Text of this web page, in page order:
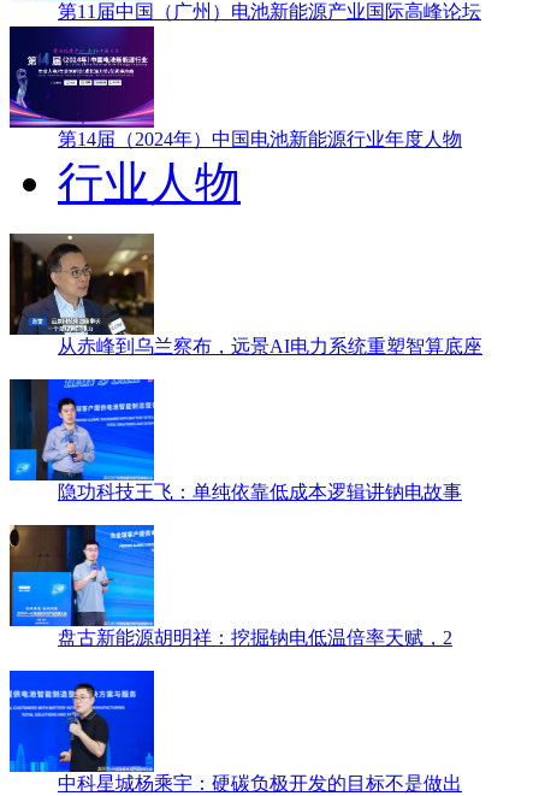
第11届中国（广州）电池新能源产业国际高峰论坛
第14届（2024年）中国电池新能源行业年度人物
行业人物
从赤峰到乌兰察布，远景AI电力系统重塑智算底座
隐功科技王飞：单纯依靠低成本逻辑讲钠电故事
盘古新能源胡明祥：挖掘钠电低温倍率天赋，2
中科星城杨乘宇：硬碳负极开发的目标不是做出